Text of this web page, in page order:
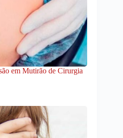
em Mutirão de Cirurgia